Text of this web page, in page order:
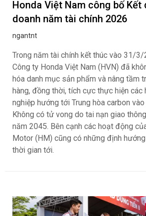
Honda Việt Nam công bố Kết
doanh năm tài chính 2026
ngantnt
Trong năm tài chính kết thúc vào 31/3/
Công ty Honda Việt Nam (HVN) đã
hóa danh mục sản phẩm và nâng tầm
hàng, đồng thời, tích cực thực hiện các
nghiệp hướng tới Trung hòa carbon
Không có tử vong do tai nạn giao
năm 2045. Bên cạnh các hoạt động
Motor (HM) cũng có những định
thời gian tới.